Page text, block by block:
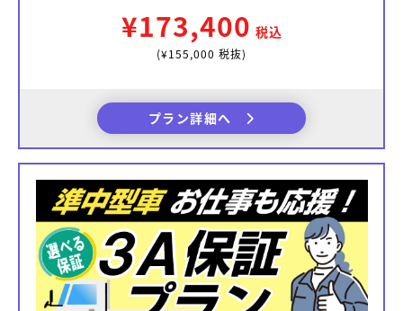
¥173,400 税込
(¥155,000 税抜)
プラン詳細へ